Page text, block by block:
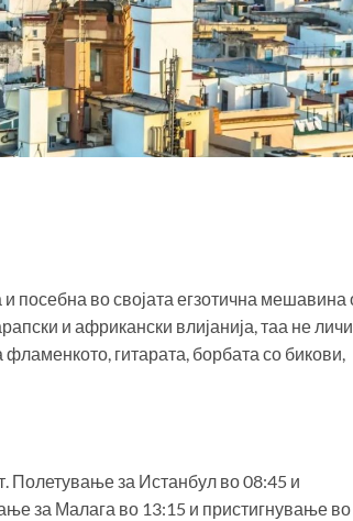
и посебна во својата егзотична мешавина
и африкански влијанија, таа не
гитарата, борбата со бикови,
Полетување за Истанбул во 08:45 и
за Малага во 13:15 и пристигнување во